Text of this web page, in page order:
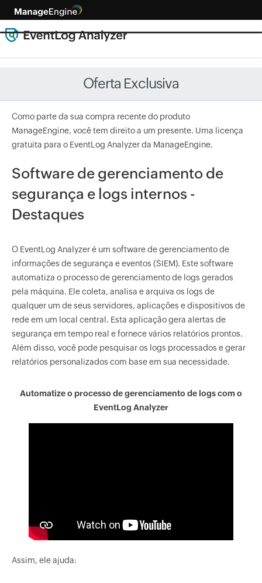
Oferta Exclusiva
Como parte da sua compra recente do produto
ManageEngine, você tem direito a um presente. Uma licença
gratuita para o EventLog Analyzer da ManageEngine.
Software de gerenciamento de
segurança e logs internos -
Destaques
O EventLog Analyzer é um software de gerenciamento de
informações de segurança e eventos (SIEM). Este software
automatiza o processo de gerenciamento de logs gerados
pela máquina. Ele coleta, analisa e arquiva os logs de
qualquer um de seus servidores, aplicações e dispositivos de
rede em um local central. Esta aplicação gera alertas de
segurança em tempo real e fornece vários relatórios prontos.
Além disso, você pode pesquisar os logs processados e gerar
relatórios personalizados com base em sua necessidade.
Automatize o processo de gerenciamento de logs com o
EventLog Analyzer
Assim, ele ajuda: